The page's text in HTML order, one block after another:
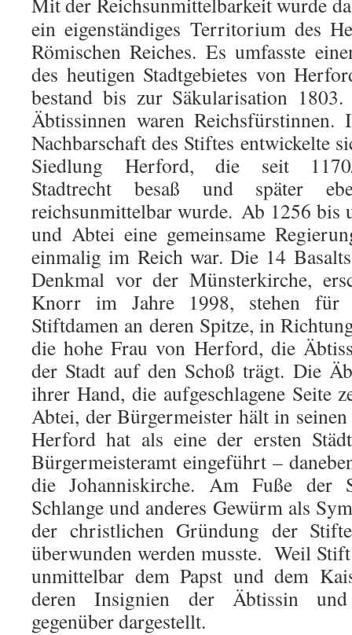
ein eigenständiges Territorium des
Römischen Reiches. Es umfasste
des heutigen Stadtgebietes von
bestand bis zur Säkularisation 1803.
Äbtissinnen waren Reichsfürstinnen.
Nachbarschaft des Stiftes entwickelte
Siedlung Herford, die seit
Stadtrecht besaß und später
reichsunmittelbar wurde. Ab 1256 bis
und Abtei eine gemeinsame
einmalig im Reich war. Die 14
Denkmal vor der Münsterkirche,
Knorr im Jahre 1998, stehen für
Stiftdamen an deren Spitze, in
die hohe Frau von Herford, die
der Stadt auf den Schoß trägt. Die
ihrer Hand, die aufgeschlagene Seite
Abtei, der Bürgermeister hält in seinen
Herford hat als eine der ersten
Bürgermeisteramt eingeführt –
die Johanniskirche. Am Fuße der
Schlange und anderes Gewürm als
der christlichen Gründung der
überwunden werden musste. Weil
unmittelbar dem Papst und dem
deren Insignien der Äbtissin
gegenüber dargestellt.